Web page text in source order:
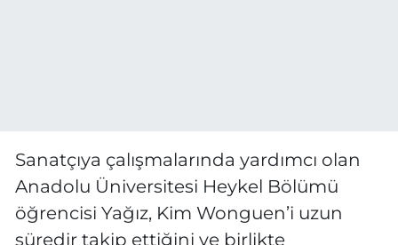
Sanatçıya çalışmalarında yardımcı olan
Anadolu Üniversitesi Heykel Bölümü
öğrencisi Yağız, Kim Wonguen’i uzun
süredir takip ettiğini ve birlikte